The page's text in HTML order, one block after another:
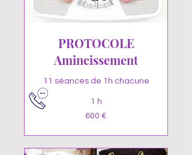
PROTOCOLE
Amincissement
11 séances de 1h chacune
1 h
600 €